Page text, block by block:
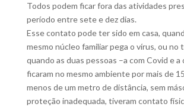
Todos podem ficar fora das atividades
período entre sete e dez dias.
Esse contato pode ter sido em casa,
mesmo núcleo familiar pega o vírus, ou no
quando as duas pessoas –a com Covid e
ficaram no mesmo ambiente por mais de
menos de um metro de distância, sem
proteção inadequada, tiveram contato